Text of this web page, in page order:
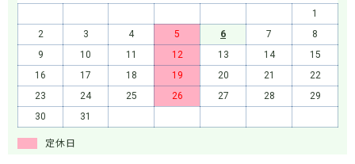
1
2
3 4 5 6 7
8
9
10 11 12 13 14
15
16
17 18 19 20 21
22
23
24 25 26 27 28
29
30
31
定休日